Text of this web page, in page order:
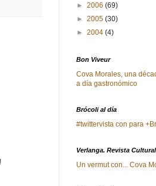
► 2006 (69)
► 2005 (30)
► 2004 (4)
Bon Viveur
Cova Morales, una
a día gastronómico
Brócoli al día
#twittervista con para
Verlanga. Revista
Un vermut con... Cova